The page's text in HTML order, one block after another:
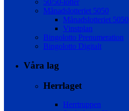
50/50-lotter
Månadslotteriet 5050
Månadslotteriet 5050
Vinstplan
Bingolotto Prenumeration
Bingolotto Digitalt
Våra lag
Herrlaget
Herrtruppen